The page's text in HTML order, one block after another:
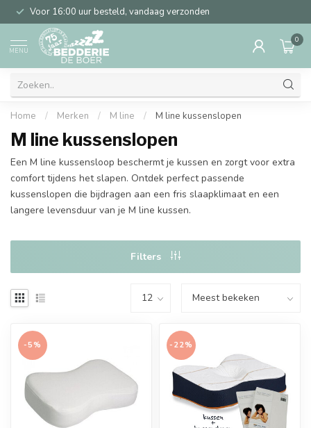
Voor 16:00 uur besteld, vandaag verzonden
MENU
0
Home / Merken / M line / M line kussenslopen
M line kussenslopen
Een M line kussensloop beschermt je kussen en zorgt voor extra
comfort tijdens het slapen. Ontdek perfect passende
kussenslopen die bijdragen aan een fris slaapklimaat en een
langere levensduur van je M line kussen.
Filters
-5% -22%